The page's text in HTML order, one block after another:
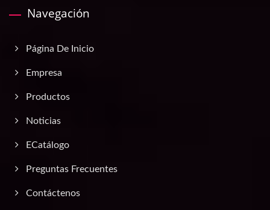
Navegación
Página De Inicio
Empresa
Productos
Noticias
ECatálogo
Preguntas Frecuentes
Contáctenos